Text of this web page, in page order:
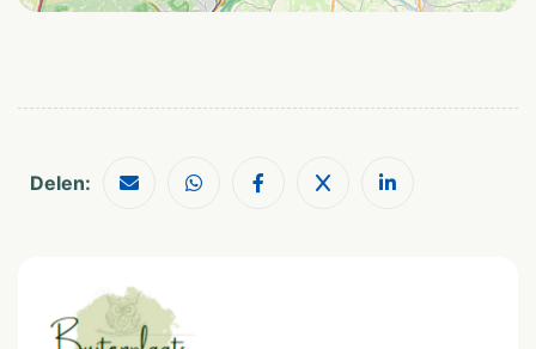
Stellen
Natuur
Rust & natuur
Delen: